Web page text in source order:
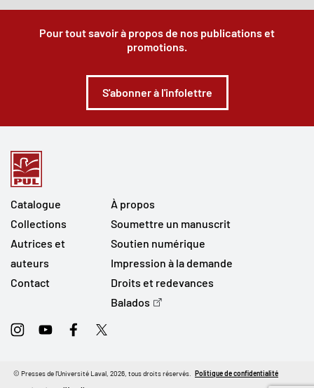
Pour tout savoir à propos de nos publications et
promotions.
S'abonner à l'infolettre
Catalogue
Collections
Autrices et
auteurs
Contact
À propos
Soumettre un manuscrit
Soutien numérique
Impression à la demande
Droits et redevances
Balados
InstagramYoutubeFacebookTwitter
© Presses de l'Université Laval, 2026, tous droits réservés. Politique de confidentialité